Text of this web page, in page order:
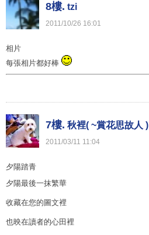
8樓. tzi
2011/10/26 16:01
相片
每張相片都好棒
7樓. 秋裡( ~賞花思故人 )
2011/03/11 11:04
夕陽踏青
夕陽最後一抹繁華
收藏在您的圖文裡
也映在讀者的心田裡